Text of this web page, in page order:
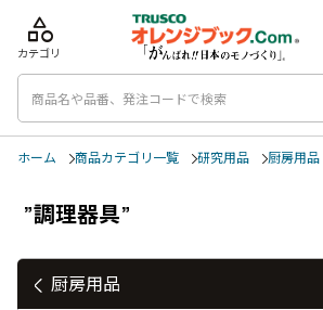
category
カテゴリ
ホーム 商品カテゴリ一覧 研究用品 厨房用品
”調理器具”
厨房用品